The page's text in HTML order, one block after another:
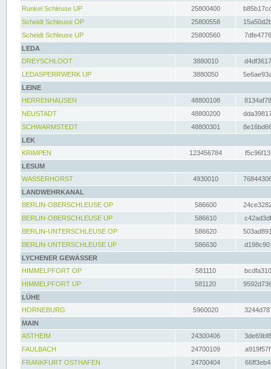
Runkel Schleuse UP
25800400
Scheidt Schleuse OP
25800558
Scheidt Schleuse UP
25800560
LEDA
DREYSCHLOOT
3880010
LEDASPERRWERK UP
3880050
LEINE
HERRENHAUSEN
48800108
NEUSTADT
48800200
SCHWARMSTEDT
48800301
LEK
KRIMPEN
123456784
LESUM
WASSERHORST
4930010
LANDWEHRKANAL
BERLIN-OBERSCHLEUSE OP
586600
BERLIN-OBERSCHLEUSE UP
586610
BERLIN-UNTERSCHLEUSE OP
586620
BERLIN-UNTERSCHLEUSE UP
586630
LYCHENER GEWÄSSER
HIMMELPFORT OP
581110
HIMMELPFORT UP
581120
LÜHE
HORNEBURG
5960020
MAIN
ASTHEIM
24300406
FAULBACH
24700109
FRANKFURT OSTHAFEN
24700404